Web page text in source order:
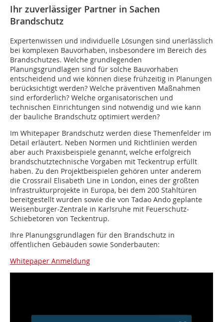
Ihr zuverlässiger Partner in Sachen
Brandschutz
Expertenwissen und individuelle Lösungen sind unerlässlich
bei komplexen Bauvorhaben, insbesondere im Bereich des
Brandschutzes. Welche grundlegenden
Planungsgrundlagen sind für solche Bauvorhaben
entscheidend und wie können diese frühzeitig in Planungen
berücksichtigt werden? Welche präventiven Maßnahmen
sind erforderlich? Welche organisatorischen und
technischen Einrichtungen sind notwendig und wie kann
der bauliche Brandschutz optimiert werden?
Im Whitepaper Brandschutz werden diese Themenfelder im
Detail erläutert. Neben Normen und Richtlinien werden
aber auch Praxisbeispiele genannt, welche erfolgreich
brandschutztechnische Vorgaben mit Teckentrup erfüllt
haben. Zu den Projektbeispielen gehören unter anderem
die Crossrail Elisabeth Line in London, eines der größten
Infrastrukturprojekte in Europa, bei dem 200 Stahltüren
bereitgestellt wurden sowie die von Tadao Ando geplante
Weisenburger-Zentrale in Karlsruhe mit Feuerschutz-
Schiebetoren von Teckentrup.
Ihre Planungsgrundlagen für den Brandschutz in
öffentlichen Gebäuden sowie Sonderbauten:
Whitepaper Anmeldung